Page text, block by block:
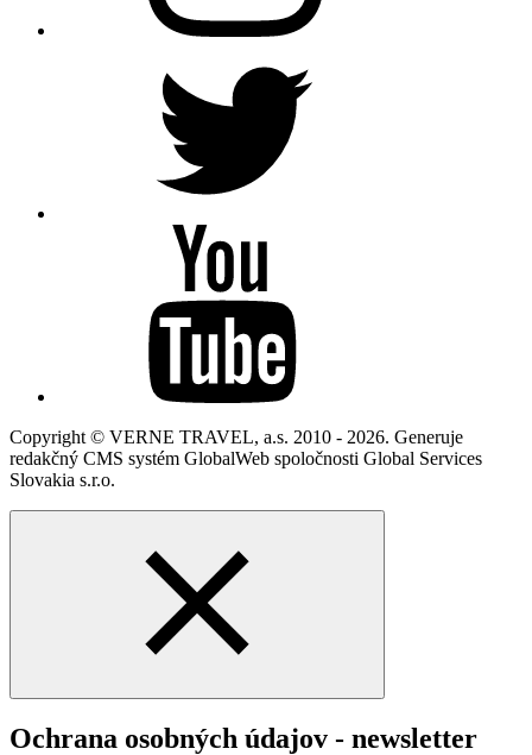
Copyright © VERNE TRAVEL, a.s. 2010 - 2026. Generuje
redakčný CMS systém GlobalWeb spoločnosti Global Services
Slovakia s.r.o.
Ochrana osobných údajov - newsletter